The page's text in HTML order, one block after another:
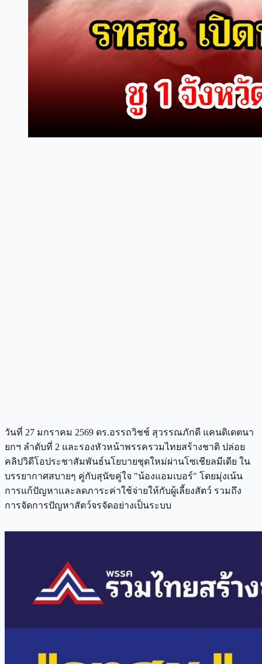
วันที่ 27 มกราคม 2569 ดร.อรรถวิชช์ สุวรรณภักดี แคนดิเดตนา
ยกฯ ลำดับที่ 2 และรองหัวหน้าพรรครวมไทยสร้างชาติ ปล่อย
คลิปวิดีโอประชาสัมพันธ์นโยบายชุดใหม่ผ่านโซเชียลมีเดีย ใน
บรรยากาศสบายๆ คู่กับสุนัขคู่ใจ "น้องแอมเบอร์" โดยมุ่งเน้น
การแก้ปัญหาและลดภาระค่าใช้จ่ายให้กับผู้เลี้ยงสัตว์ รวมถึง
การจัดการปัญหาสัตว์จรจัดอย่างเป็นระบบ